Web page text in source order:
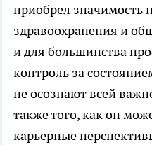
приобрел значимость
здравоохранения и
и для большинства
контроль за
не осознают всей
также того, как он
карьерные